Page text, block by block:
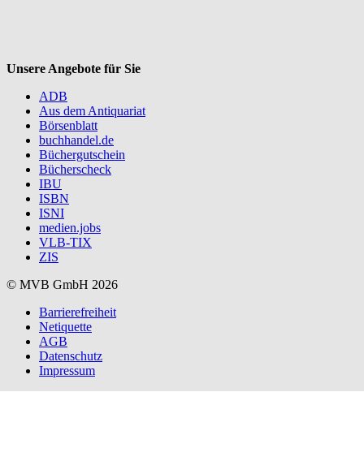
Unsere Angebote für Sie
ADB
Aus dem Antiquariat
Börsenblatt
buchhandel.de
Büchergutschein
Bücherscheck
IBU
ISBN
ISNI
medien.jobs
VLB-TIX
ZIS
© MVB GmbH 2026
Barrierefreiheit
Netiquette
AGB
Datenschutz
Impressum